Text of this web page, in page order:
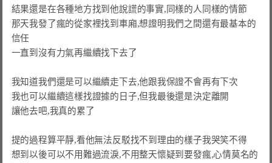
結果還是在各種地方找到他說謊的事實,同樣的人同樣的情節
那天我發了瘋的從家裡找到車廂,想證明我們之間還有最基本的
信任
一直到沒有力氣再繼續找下去了
我知道我們還是可以繼續走下去,他跟我保證不會再有下次
我也可以繼續這樣找證據的日子,但我最後還是決定離開
讓他去吧,我真的累了
提的過程算平靜,看他無法反駁找不到理由的樣子我哭笑不得
想到以後可以不用難過流淚,不用整天懷疑到要發瘋,心情莫名的